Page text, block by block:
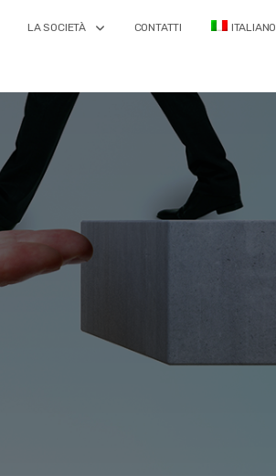
LA SOCIETÀ CONTATTI ITALIANO